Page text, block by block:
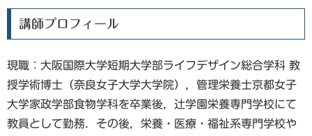
講師プロフィール
現職：大阪国際大学短期大学部ライフデザイン総合学科 教
授学術博士（奈良女子大学大学院），管理栄養士京都女子
大学家政学部食物学科を卒業後，辻学園栄養専門学校にて
教員として勤務．その後，栄養・医療・福祉系専門学校や